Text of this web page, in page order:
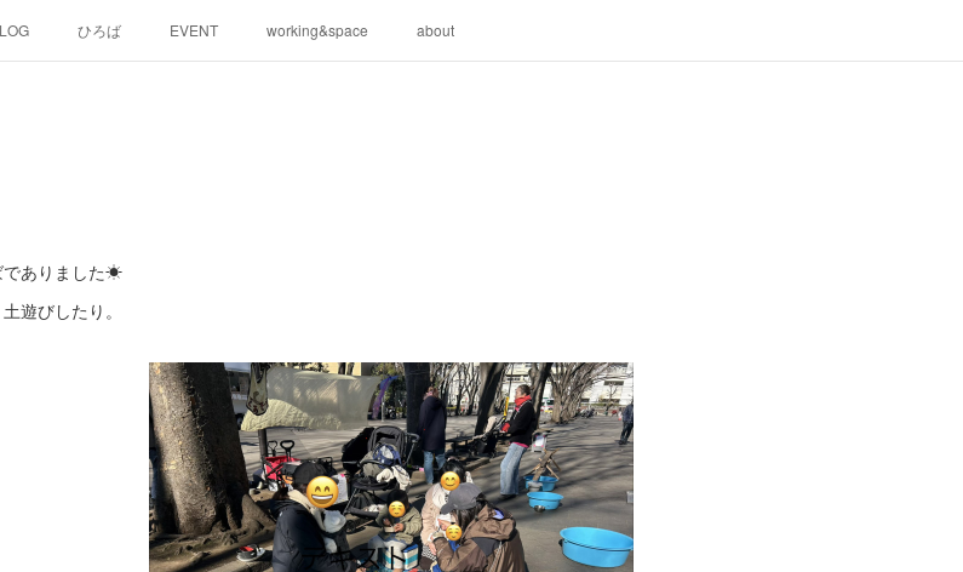
ひろば EVENT working&space about
でありました☀
遊びしたり。